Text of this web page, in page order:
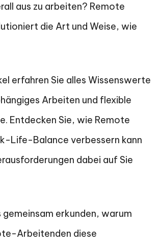
aus zu arbeiten? Remote
die Art und Weise, wie
erfahren Sie alles Wissenswerte
Arbeiten und flexible
Entdecken Sie, wie Remote
Life-Balance verbessern kann
dabei auf Sie
gemeinsam erkunden, warum
Arbeitenden diese